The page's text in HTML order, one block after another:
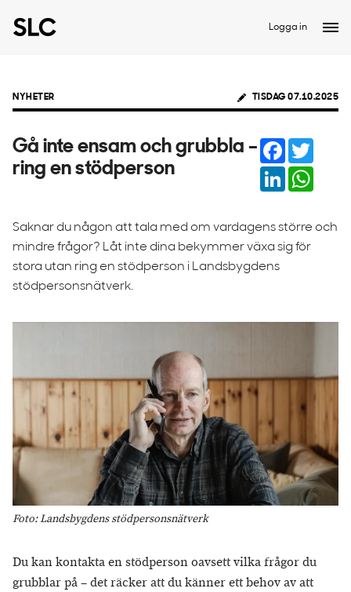
Logga in
NYHETER TISDAG 07.10.2025
Gå inte ensam och grubbla –
ring en stödperson
Facebook
LinkedIn
Saknar du någon att tala med om vardagens större och
mindre frågor? Låt inte dina bekymmer växa sig för
stora utan ring en stödperson i Landsbygdens
stödpersonsnätverk.
Foto: Landsbygdens stödpersonsnätverk
Du kan kontakta en stödperson oavsett vilka frågor du
grubblar på – det räcker att du känner ett behov av att